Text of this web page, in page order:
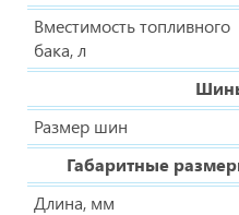
Вместимость топливного
бака, л
Размер шин
Габаритные
Длина, мм